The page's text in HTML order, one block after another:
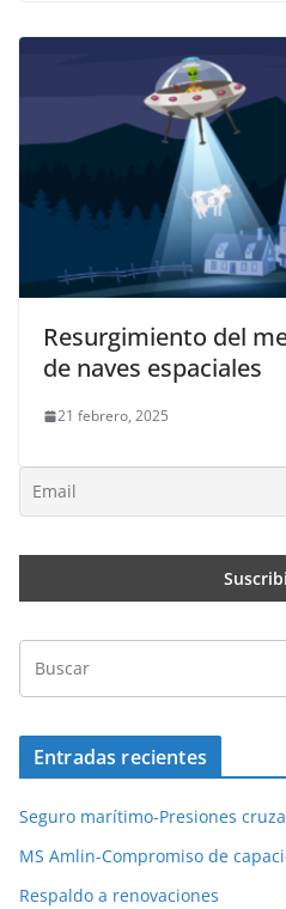
Resurgimiento del
de naves espaciales
21 febrero, 2025
Entradas recientes
Seguro marítimo-Presiones
MS Amlin-Compromiso de
Respaldo a renovaciones